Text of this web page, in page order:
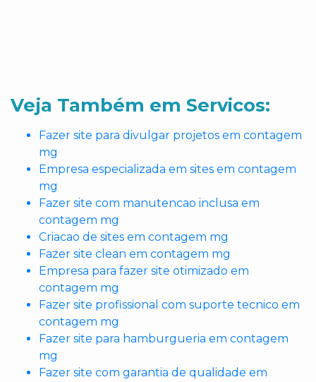
Veja Também em Servicos:
Fazer site para divulgar projetos em contagem
mg
Empresa especializada em sites em contagem
mg
Fazer site com manutencao inclusa em
contagem mg
Criacao de sites em contagem mg
Fazer site clean em contagem mg
Empresa para fazer site otimizado em
contagem mg
Fazer site profissional com suporte tecnico em
contagem mg
Fazer site para hamburgueria em contagem
mg
Fazer site com garantia de qualidade em